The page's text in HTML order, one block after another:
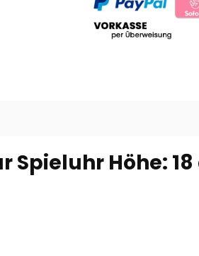
Höhe: 18